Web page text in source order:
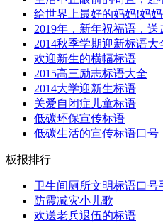
给世界上最好的妈妈!妈
2019年，新年祝福语，送
2014秋季学期迎新标语大
欢迎新生的横幅标语
2015高三励志标语大全
2014大学迎新生标语
关爱自闭症儿童标语
低碳环保宣传标语
低碳生活的宣传标语口号
板报排行
卫生间厕所文明标语口号
防震减灾小儿歌
欢送老兵退伍的标语